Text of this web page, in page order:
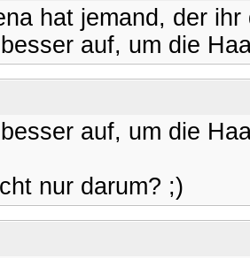
hat jemand, der
auf, um die
auf, um die
nur darum? ;)